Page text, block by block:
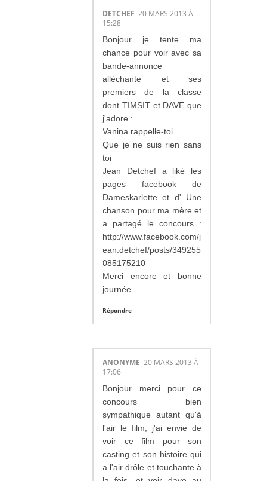
DETCHEF 20 MARS 2013 À
15:28
Bonjour je tente ma
chance pour voir avec sa
bande-annonce
alléchante et ses
premiers de la classe
dont TIMSIT et DAVE que
j'adore :
Vanina rappelle-toi
Que je ne suis rien sans
toi
Jean Detchef a liké les
pages facebook de
Dameskarlette et d' Une
chanson pour ma mère et
a partagé le concours :
http://www.facebook.com/j
ean.detchef/posts/349255
085175210
Merci encore et bonne
journée
Répondre
ANONYME 20 MARS 2013 À
17:06
Bonjour merci pour ce
concours bien
sympathique autant qu'à
l'air le film, j'ai envie de
voir ce film pour son
casting et son histoire qui
a l'air drôle et touchante à